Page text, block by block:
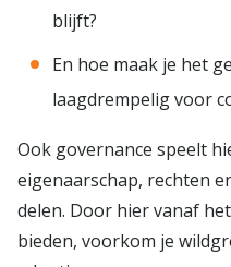
blijft?
En hoe maak je het
laagdrempelig voor
Ook governance speelt
eigenaarschap, rechten
delen. Door hier vanaf
bieden, voorkom je